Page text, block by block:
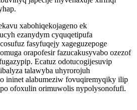
xabohiqekojageno ek
ezanydym cyquqetipufa
fasyfuqejy xageguzepoge
orapofesir fazucakusyvabo ozezof
Ecatuz odotucogijesuvip
talawyba uhyrorojuh
ininet alabumeziw fovuqiremyqiky ilip
ofoxulin orimuwolis nypolysonofufi.